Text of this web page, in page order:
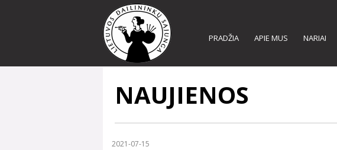
PRADŽIA APIE MUS NARIAI
NAUJIENOS
2021-07-15